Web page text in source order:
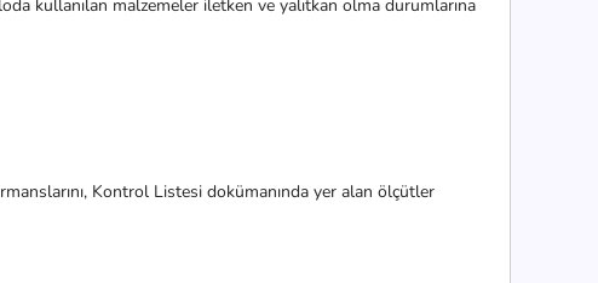
kullanılan malzemeler iletken ve yalıtkan olma durumlarına
Kontrol Listesi dokümanında yer alan ölçütler